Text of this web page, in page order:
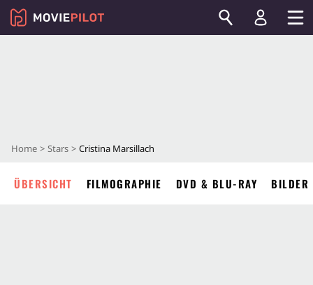
Home Stars Cristina Marsillach
ÜBERSICHT FILMOGRAPHIE DVD & BLU-RAY BILDER